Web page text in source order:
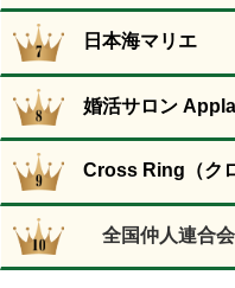
＞＞ 鳥取県仲人協会
公式ホームページはこちら
【入会時(税込)】
88,000円
<入会金 22,000円 + 登録料
【月会費(税込)】
11,000円
＞＞ デアエール
公式ホームページはこちら
【入会時(税込)】
39,600円
<入会金 6,600円 + 登録料
＞＞ mirarc（ミラーク）
公式ホームページはこちら
【入会時(税込)】
＞＞ やしろメイト
日本海マリエ
婚活サロン
Cross Ring（クロ
全国仲人連合